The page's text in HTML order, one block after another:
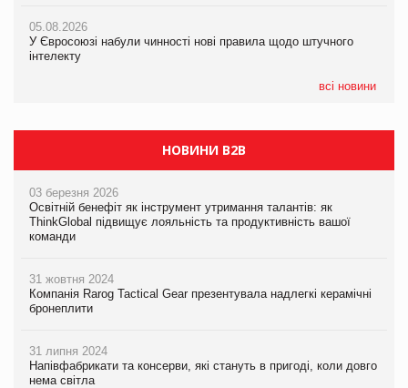
05.08.2026
У Євросоюзі набули чинності нові правила щодо штучного
інтелекту
всі новини
05.08.2026
Рекламна платформа вимагає від Google компенсацію за
втрату 6,9 трлн рекламних показів
05.08.2026
Рекламна платформа вимагає від Google компенсацію за
втрату 6,9 трлн рекламних показів
НОВИНИ B2B
03 березня 2026
Освітній бенефіт як інструмент утримання талантів: як
ThinkGlobal підвищує лояльність та продуктивність вашої
команди
31 жовтня 2024
Компанія Rarog Tactical Gear презентувала надлегкі керамічні
бронеплити
31 липня 2024
Напівфабрикати та консерви, які стануть в пригоді, коли довго
нема світла